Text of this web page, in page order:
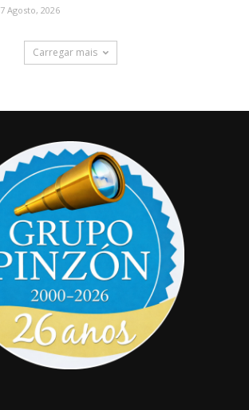
7 Agosto, 2026
Carregar mais